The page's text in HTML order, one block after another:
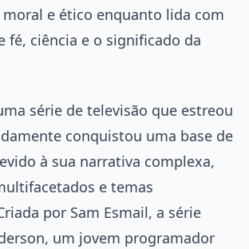
e ético enquanto lida com
fé, ciência e o significado da
série de televisão que estreou
conquistou uma base de
à sua narrativa complexa,
e temas
por Sam Esmail, a série
um jovem programador